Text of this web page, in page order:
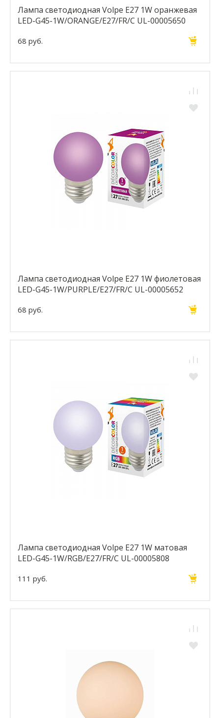
Лампа светодиодная Volpe E27 1W оранжевая
LED-G45-1W/ORANGE/E27/FR/С UL-00005650
68 руб.
Лампа светодиодная Volpe E27 1W фиолетовая
LED-G45-1W/PURPLE/E27/FR/С UL-00005652
68 руб.
Лампа светодиодная Volpe E27 1W матовая
LED-G45-1W/RGB/E27/FR/С UL-00005808
111 руб.